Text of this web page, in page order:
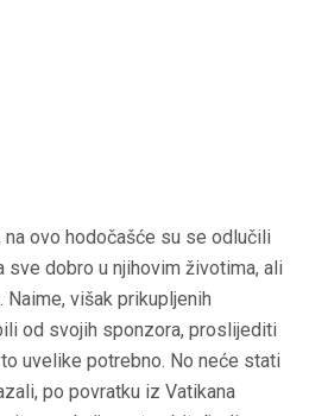
na ovo hodočašće su se odlučili
sve dobro u njihovim životima, ali
Naime, višak prikupljenih
od svojih sponzora, proslijediti
uvelike potrebno. No neće stati
po povratku iz Vatikana